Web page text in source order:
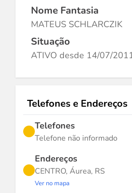
Nome Fantasia
MATEUS SCHLARCZIK
Situação
ATIVO desde 14/07/
Telefones e Endereços
Telefones
Telefone não informado
Endereços
CENTRO, Áurea, RS
Ver no mapa